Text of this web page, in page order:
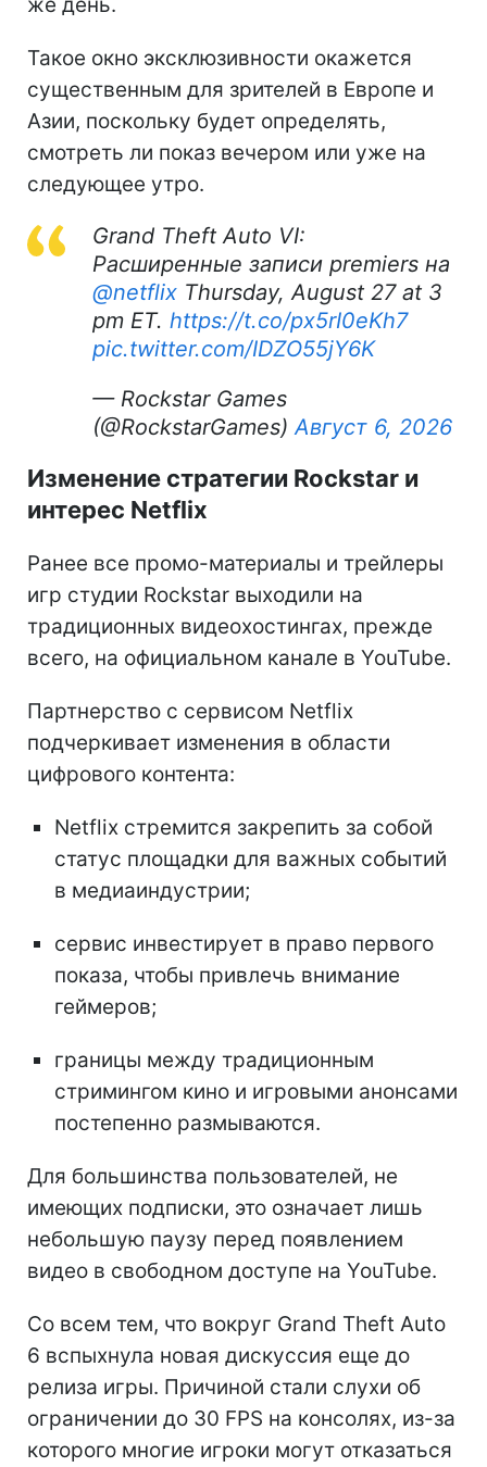
Такое окно эксклюзивности окажется
существенным для зрителей в Европе и
Азии, поскольку будет определять,
смотреть ли показ вечером или уже на
следующее утро.
Grand Theft Auto VI:
Расширенные записи premiers на
@netflix Thursday, August 27 at 3
pm ET. https://t.co/px5rI0eKh7
pic.twitter.com/IDZO55jY6K
— Rockstar Games
(@RockstarGames) Август 6, 2026
Изменение стратегии Rockstar и
интерес Netflix
Ранее все промо-материалы и трейлеры
игр студии Rockstar выходили на
традиционных видеохостингах, прежде
всего, на официальном канале в YouTube.
Партнерство с сервисом Netflix
подчеркивает изменения в области
цифрового контента:
Netflix стремится закрепить за собой
статус площадки для важных событий
в медиаиндустрии;
сервис инвестирует в право первого
показа, чтобы привлечь внимание
геймеров;
границы между традиционным
стримингом кино и игровыми анонсами
постепенно размываются.
Для большинства пользователей, не
имеющих подписки, это означает лишь
небольшую паузу перед появлением
видео в свободном доступе на YouTube.
Со всем тем, что вокруг Grand Theft Auto
6 вспыхнула новая дискуссия еще до
релиза игры. Причиной стали слухи об
ограничении до 30 FPS на консолях, из-за
которого многие игроки могут отказаться